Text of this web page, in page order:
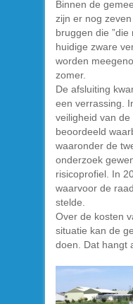
Binnen de
zijn er nog
bruggen die
huidige zware
worden
zomer.
De afsluiting
een verrassing.
veiligheid van
beoordeeld
waaronder de
onderzoek
risicoprofiel. In
waarvoor de
stelde.
Over de kosten
situatie kan de
doen. Dat hangt